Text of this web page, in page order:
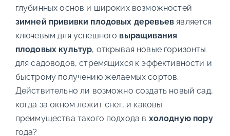
глубинных основ и широких возможностей
зимней прививки плодовых деревьев является
ключевым для успешного выращивания
плодовых культур, открывая новые горизонты
для садоводов, стремящихся к эффективности и
быстрому получению желаемых сортов.
Действительно ли возможно создать новый сад,
когда за окном лежит снег, и каковы
преимущества такого подхода в холодную пору
года?